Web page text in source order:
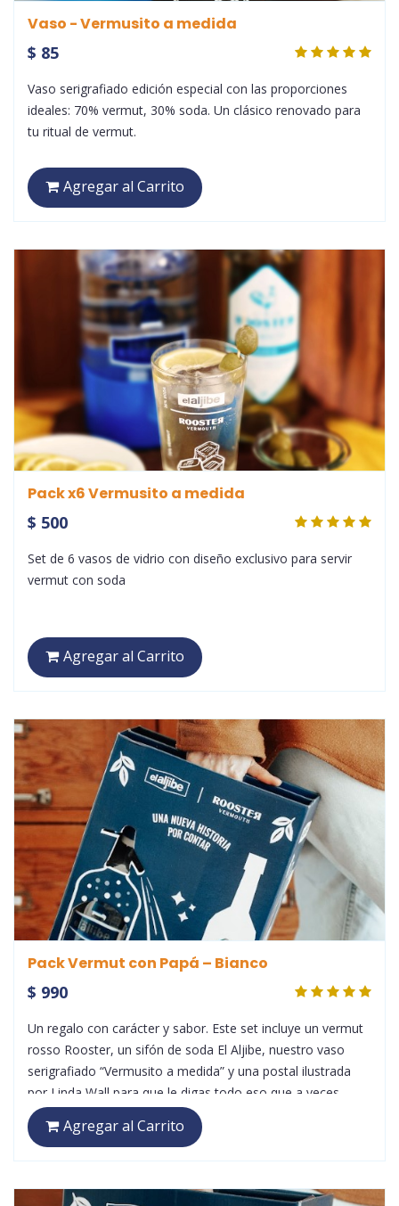
Vaso - Vermusito a medida
$ 85
Vaso serigrafiado edición especial con las proporciones
ideales: 70% vermut, 30% soda. Un clásico renovado para
tu ritual de vermut.
Agregar al Carrito
Pack x6 Vermusito a medida
$ 500
Set de 6 vasos de vidrio con diseño exclusivo para servir
vermut con soda
Agregar al Carrito
Pack Vermut con Papá – Bianco
$ 990
Un regalo con carácter y sabor. Este set incluye un vermut
rosso Rooster, un sifón de soda El Aljibe, nuestro vaso
serigrafiado “Vermusito a medida” y una postal ilustrada
por Linda Wall para que le digas todo eso que a veces
cuesta decir. Ideal para compartir charlas, brindis y
momentos inolvidables.
Agregar al Carrito